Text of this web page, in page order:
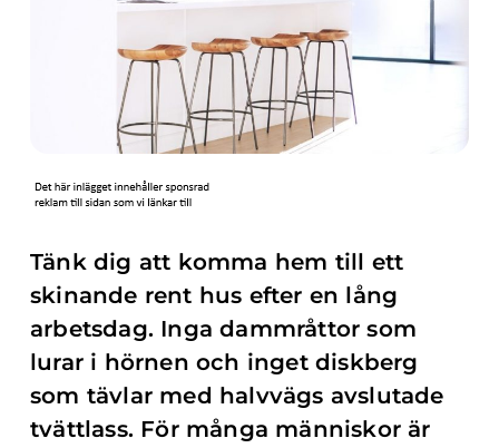
Tänk dig att komma hem till ett
skinande rent hus efter en lång
arbetsdag. Inga dammråttor som
lurar i hörnen och inget diskberg
som tävlar med halvvägs avslutade
tvättlass. För många människor är